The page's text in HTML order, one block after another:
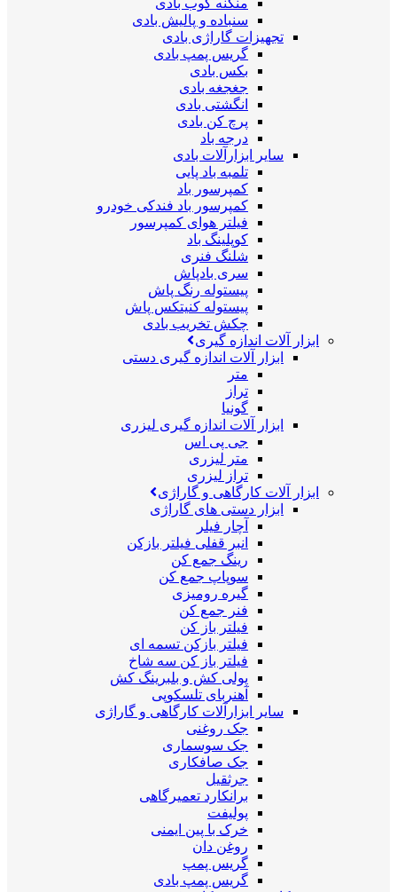
منگنه کوب بادی
سنباده و پالیش بادی
تجهیزات گاراژی بادی
گریس پمپ بادی
بکس بادی
جغجغه بادی
انگشتی بادی
پرچ کن بادی
درجه باد
سایر ابزارآلات بادی
تلمبه باد پایی
کمپرسور باد
کمپرسور باد فندکی خودرو
فیلتر هوای کمپرسور
کوپلینگ باد
شلنگ فنری
سری بادپاش
پیستوله رنگ پاش
پیستوله کنیتکس پاش
چکش تخریب بادی
ابزار آلات اندازه گیری
ابزار آلات اندازه گیری دستی
متر
تراز
گونیا
ابزار آلات اندازه گیری لیزری
جی پی اس
متر لیزری
تراز لیزری
ابزار آلات کارگاهی و گاراژی
ابزار دستی های گاراژی
آچار فیلر
انبر قفلی فیلتر بازکن
رینگ جمع کن
سوپاپ جمع کن
گیره رومیزی
فنر جمع کن
فیلتر باز کن
فیلتر بازکن تسمه ای
فیلتر باز کن سه شاخ
پولی کش و بلبرینگ کش
آهنربای تلسکوپی
سایر ابزارآلات کارگاهی و گاراژی
جک روغنی
جک سوسماری
جک صافکاری
جرثقیل
برانکارد تعمیرگاهی
پولیفت
خرک با پین ایمنی
روغن دان
گریس پمپ
گریس پمپ بادی